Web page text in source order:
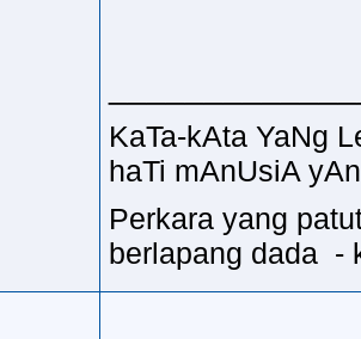
KaTa-kAta YaNg
haTi mAnUsiA
Perkara yang
berlapang dada -